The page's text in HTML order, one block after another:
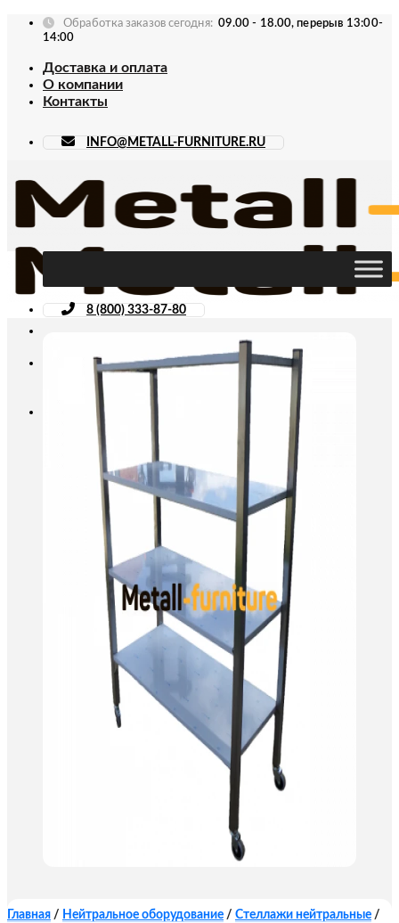
Skip
Обработка заказов сегодня: 09.00 - 18.00, перерыв 13:00-
14:00
Доставка и оплата
О компании
Контакты
INFO@METALL-FURNITURE.RU
8 (800) 333-87-80
Главная / Нейтральное оборудование / Стеллажи нейтральные /